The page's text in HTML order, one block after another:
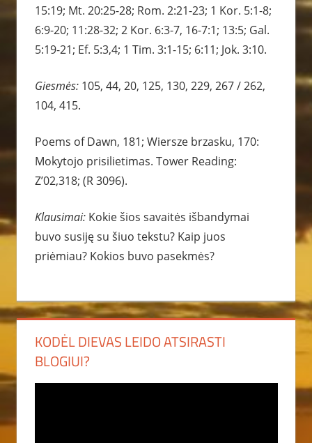
15:19; Mt. 20:25-28; Rom. 2:21-23; 1 Kor. 5:1-8;
6:9-20; 11:28-32; 2 Kor. 6:3-7, 16-7:1; 13:5; Gal.
5:19-21; Ef. 5:3,4; 1 Tim. 3:1-15; 6:11; Jok. 3:10.
Giesmės: 105, 44, 20, 125, 130, 229, 267 / 262,
104, 415.
Poems of Dawn, 181; Wiersze brzasku, 170:
Mokytojo prisilietimas. Tower Reading:
Z’02,318; (R 3096).
Klausimai: Kokie šios savaitės išbandymai
buvo susiję su šiuo tekstu? Kaip juos
priėmiau? Kokios buvo pasekmės?
KODĖL DIEVAS LEIDO ATSIRASTI
BLOGIUI?